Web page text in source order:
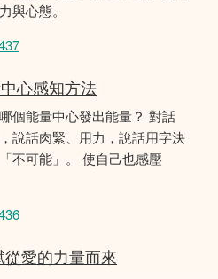
與心態。
心感知方法
個能量中心發出能量？ 對話
說話肉緊、用力，說話用字決
不可能」。 使自己也感壓
愛的力量而來